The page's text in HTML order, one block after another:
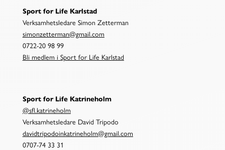
Sport for Life Karlstad
Verksamhetsledare Simon Zetterman
simonzetterman@gmail.com
0722-20 98 99
Bli medlem i Sport for Life Karlstad
Sport for Life Katrineholm
@sfl.katrineholm
Verksamhetsledare David Tripodo
davidtripodoinkatrineholm@gmail.com
0707-74 33 31